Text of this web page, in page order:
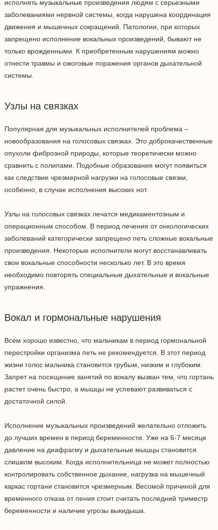
исполнять музыкальные произведения людям с серьезными
заболеваниями нервной системы, когда нарушена координация
движения и мышечных сокращений. Патологии, при которых
запрещено исполнение вокальных произведений, бывают не
только врожденными. К приобретенным нарушениям можно
отнести травмы и ожоговые поражения органов дыхательной
системы.
Узлы на связках
Популярная для музыкальных исполнителей проблема –
новообразования на голосовых связках. Это доброкачественные
опухоли фиброзной природы, которые теоретически можно
сравнить с полипами. Подобные образования могут появиться
как следствие чрезмерной нагрузки на голосовые связки,
особенно, в случае исполнения высоких нот.
Узлы на голосовых связках лечатся медикаментозным и
операционным способом. В период лечения от онкологических
заболеваний категорически запрещено петь сложные вокальные
произведения. Некоторые исполнители могут восстанавливать
свои вокальные способности несколько лет. В это время
необходимо повторять специальные дыхательные и вокальные
упражнения.
Вокал и гормональные нарушения
Всем хорошо известно, что мальчикам в период гормональной
перестройки организма петь не рекомендуется. В этот период
жизни голос мальчика становится грубым, низким и глубоким.
Запрет на посещение занятий по вокалу вызван тем, что гортань
растет очень быстро, а мышцы не успевают развиваться с
достаточной силой.
Исполнение музыкальных произведений желательно отложить
до лучших времен в период беременности. Уже на 6-7 месяце
давление на диафрагму и дыхательные мышцы становится
слишком высоким. Когда исполнительница не может полностью
контролировать собственное дыхание, нагрузка на мышечный
каркас гортани становится чрезмерным. Весомой причиной для
временного отказа от пения стоит считать последний триместр
беременности и наличие угрозы выкидыша.